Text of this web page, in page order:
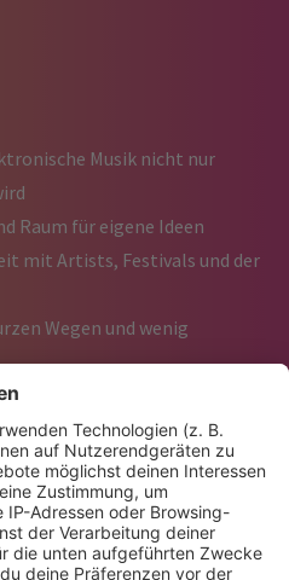
Musik nicht nur
Raum für eigene Ideen
mit Artists, Festivals und der
Wegen und wenig
und exklusiven
Berlin und Mannheim
stärksten ElectronicMusic-